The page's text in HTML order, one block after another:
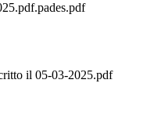
il 05-03-2025.pdf